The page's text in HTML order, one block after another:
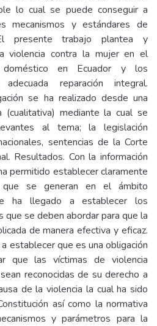
lo cual se puede conseguir a
mecanismos y estándares de
presente trabajo plantea y
violencia contra la mujer en el
en Ecuador y los
reparación integral.
se ha realizado desde una
(cualitativa) mediante la cual se
al tema; la legislación
sentencias de la Corte
Resultados. Con la información
permitido establecer claramente
se generan en el ámbito
ha llegado a establecer los
que se deben abordar para que la
de manera efectiva y eficaz.
establecer que es una obligación
que las víctimas de violencia
reconocidas de su derecho a
de la violencia la cual ha sido
así como la normativa
y parámetros para la